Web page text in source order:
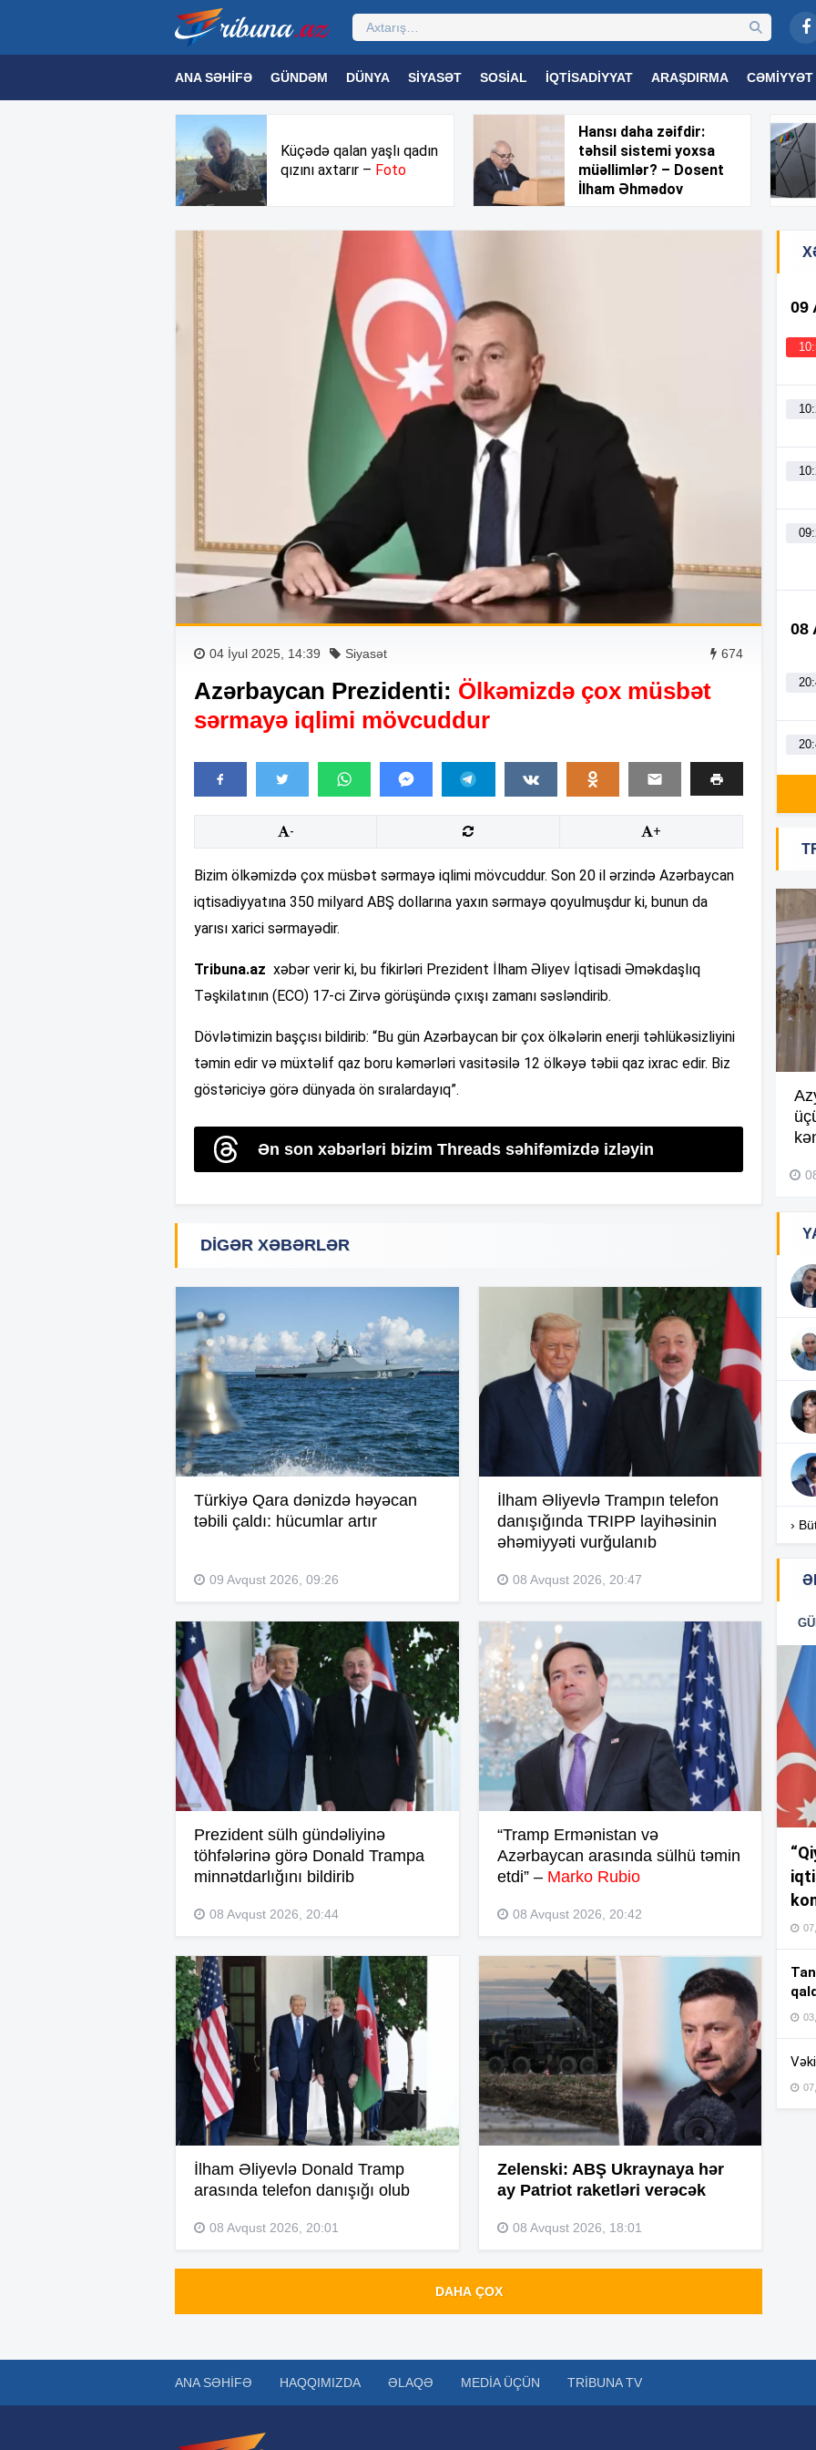
ANA SƏHIFƏ GÜNDƏM DÜNYA SIYASƏT SOSIAL İQTISADIYYAT ARAŞDIRMA CƏMIYYƏT
MƏDƏNIYYƏT SAĞLAMLIQ MARAQLI TRIBUNA TV
Küçədə qalan yaşlı qadın
qızını axtarır – Foto
Hansı daha zəifdir:
təhsil sistemi yoxsa
müəllimlər? – Dosent
İlham Əhmədov
04 İyul 2025, 14:39 Siyasət 674
Azərbaycan Prezidenti: Ölkəmizdə çox müsbət
sərmayə iqlimi mövcuddur
- +
Bizim ölkəmizdə çox müsbət sərmayə iqlimi mövcuddur. Son 20 il ərzində Azərbaycan
iqtisadiyyatına 350 milyard ABŞ dollarına yaxın sərmayə qoyulmuşdur ki, bunun da
yarısı xarici sərmayədir.
Tribuna.az xəbər verir ki, bu fikirləri Prezident İlham Əliyev İqtisadi Əməkdaşlıq
Təşkilatının (ECO) 17-ci Zirvə görüşündə çıxışı zamanı səsləndirib.
Dövlətimizin başçısı bildirib: “Bu gün Azərbaycan bir çox ölkələrin enerji təhlükəsizliyini
təmin edir və müxtəlif qaz boru kəmərləri vasitəsilə 12 ölkəyə təbii qaz ixrac edir. Biz
göstəriciyə görə dünyada ön sıralardayıq”.
Ən son xəbərləri bizim Threads səhifəmizdə izləyin
DIGƏR XƏBƏRLƏR
Türkiyə Qara dənizdə həyəcan
təbili çaldı: hücumlar artır
09 Avqust 2026, 09:26
İlham Əliyevlə Trampın telefon
danışığında TRIPP layihəsinin
əhəmiyyəti vurğulanıb
08 Avqust 2026, 20:47
Prezident sülh gündəliyinə
töhfələrinə görə Donald Trampa
minnətdarlığını bildirib
08 Avqust 2026, 20:44
“Tramp Ermənistan və
Azərbaycan arasında sülhü təmin
etdi” – Marko Rubio
08 Avqust 2026, 20:42
İlham Əliyevlə Donald Tramp
arasında telefon danışığı olub
08 Avqust 2026, 20:01
Zelenski: ABŞ Ukraynaya hər
ay Patriot raketləri verəcək
08 Avqust 2026, 18:01
DAHA ÇOX
09
08
04 Avqust 2026, 20:48
›
ANA SƏHIFƏ HAQQIMIZDA ƏLAQƏ MEDIA ÜÇÜN TRIBUNA TV